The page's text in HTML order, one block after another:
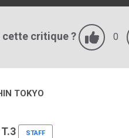
cette critique ? 0
TOKYO
STAFF